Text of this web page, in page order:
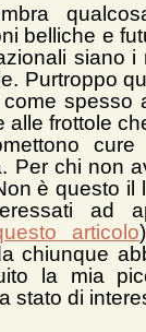
belliche e
siano i
Purtroppo
spesso
alle frottole
cure
Per chi non
è questo il
ad
articolo
chiunque
la mia
stato di